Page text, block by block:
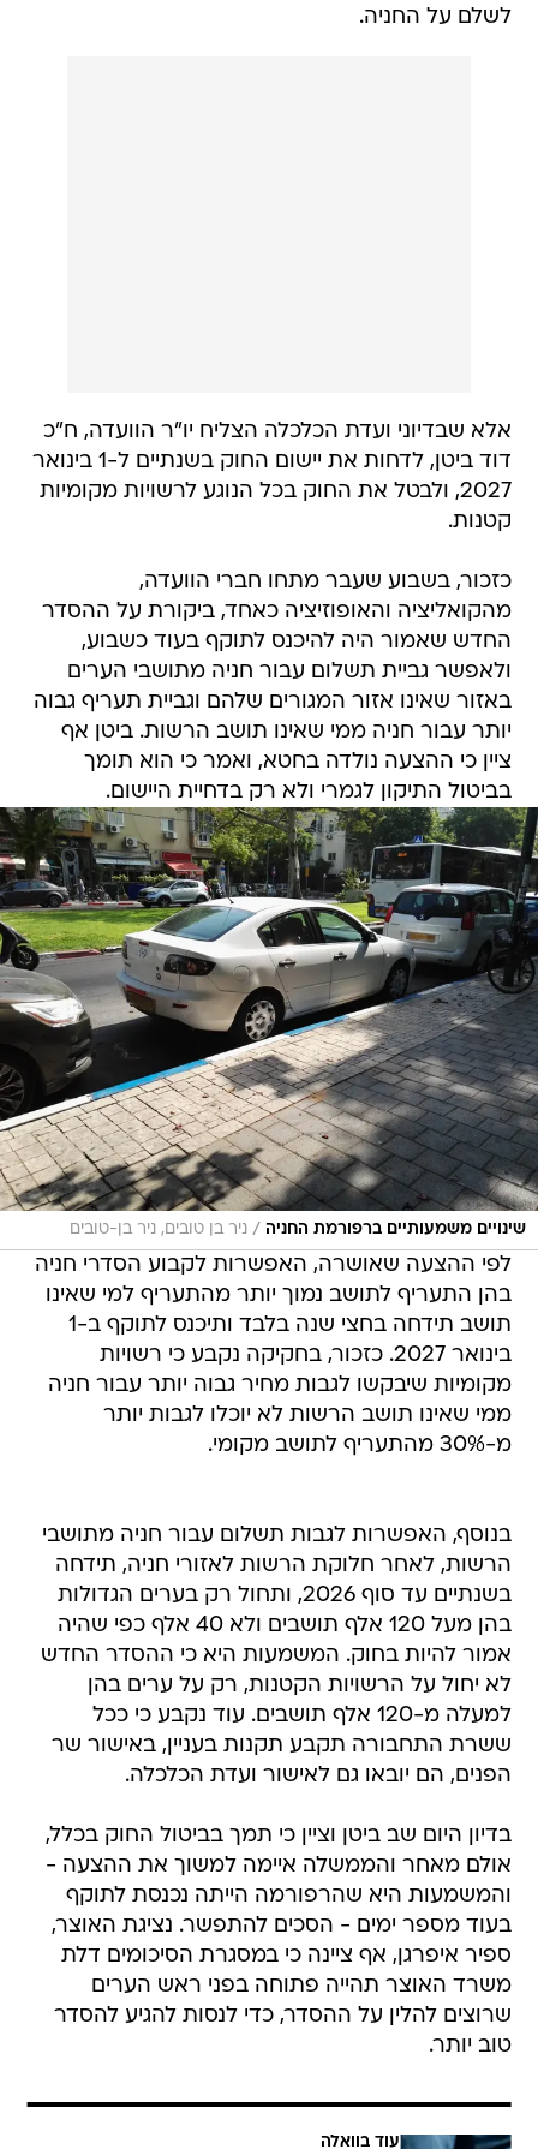
לשלם על החניה.
אלא שבדיוני ועדת הכלכלה הצליח יו"ר הוועדה, ח"כ
דוד ביטן, לדחות את יישום החוק בשנתיים ל-1 בינואר
2027, ולבטל את החוק בכל הנוגע לרשויות מקומיות
קטנות.
כזכור, בשבוע שעבר מתחו חברי הוועדה,
מהקואליציה והאופוזיציה כאחד, ביקורת על ההסדר
החדש שאמור היה להיכנס לתוקף בעוד כשבוע,
ולאפשר גביית תשלום עבור חניה מתושבי הערים
באזור שאינו אזור המגורים שלהם וגביית תעריף גבוה
יותר עבור חניה ממי שאינו תושב הרשות. ביטן אף
ציין כי ההצעה נולדה בחטא, ואמר כי הוא תומך
בביטול התיקון לגמרי ולא רק בדחיית היישום.
שינויים משמעותיים ברפורמת החניה / ניר בן טובים, ניר בן-טובים
לפי ההצעה שאושרה, האפשרות לקבוע הסדרי חניה
בהן התעריף לתושב נמוך יותר מהתעריף למי שאינו
תושב תידחה בחצי שנה בלבד ותיכנס לתוקף ב-1
בינואר 2027. כזכור, בחקיקה נקבע כי רשויות
מקומיות שיבקשו לגבות מחיר גבוה יותר עבור חניה
ממי שאינו תושב הרשות לא יוכלו לגבות יותר
מ-30% מהתעריף לתושב מקומי.
בנוסף, האפשרות לגבות תשלום עבור חניה מתושבי
הרשות, לאחר חלוקת הרשות לאזורי חניה, תידחה
בשנתיים עד סוף 2026, ותחול רק בערים הגדולות
בהן מעל 120 אלף תושבים ולא 40 אלף כפי שהיה
אמור להיות בחוק. המשמעות היא כי ההסדר החדש
לא יחול על הרשויות הקטנות, רק על ערים בהן
למעלה מ-120 אלף תושבים. עוד נקבע כי ככל
ששרת התחבורה תקבע תקנות בעניין, באישור שר
הפנים, הם יובאו גם לאישור ועדת הכלכלה.
בדיון היום שב ביטן וציין כי תמך בביטול החוק בכלל,
אולם מאחר והממשלה איימה למשוך את ההצעה -
והמשמעות היא שהרפורמה הייתה נכנסת לתוקף
בעוד מספר ימים - הסכים להתפשר. נציגת האוצר,
ספיר איפרגן, אף ציינה כי במסגרת הסיכומים דלת
משרד האוצר תהייה פתוחה בפני ראש הערים
שרוצים להלין על ההסדר, כדי לנסות להגיע להסדר
טוב יותר.
עוד בוואלה